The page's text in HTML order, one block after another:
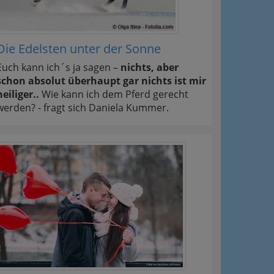
Edelsten unter der Sonne
kann ich´s ja sagen – nichts, aber
absolut überhaupt gar nichts ist mir
Wie kann ich dem Pferd gerecht
- fragt sich Daniela Kummer.